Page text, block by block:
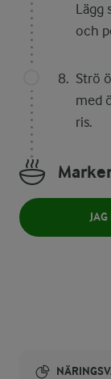
Lägg
och
Strö
med
ris.